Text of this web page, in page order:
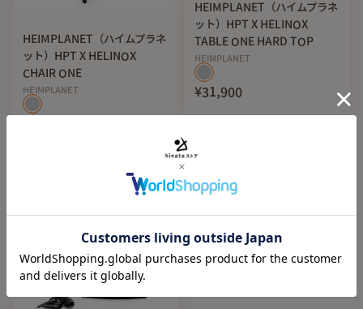
HEIMPLANET（ハイムプラネ
ット）HPT X HELINOX
CHAIR ONE
HEIMPLANET
HEIMPLANET（ハイムプラネ
ット）HPT X HELINOX
TABLE ONE HARD TOP
HEIMPLANET
¥31,900